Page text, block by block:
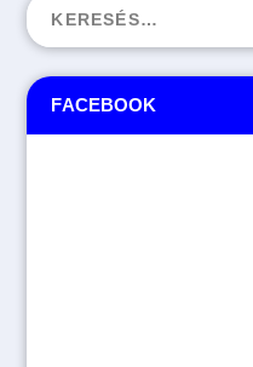
FACEBOOK